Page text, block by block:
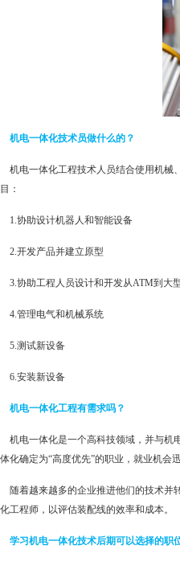
机电一体化技术员做什么的？
机电一体化工程技术人员结合使用机械
目：
1.协助设计机器人和智能设备
2.开发产品并建立原型
3.协助工程人员设计和开发从ATM到大
4.管理电气和机械系统
5.测试新设备
6.安装新设备
机电一体化工程有需求吗？
机电一体化是一个高科技领域，并与机
体化确定为“高度优先”的职业，就业机会迅
随着越来越多的企业推进他们的技术并
化工程师，以评估装配线的效率和成本。
学习机电一体化技术后期可以选择的职